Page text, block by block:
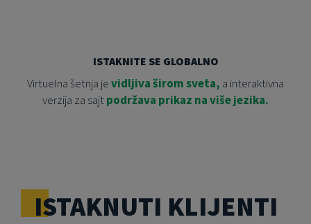
ISTAKNITE SE GLOBALNO
Virtuelna šetnja jevidljiva širom sveta, a interaktivna
verzija za sajtpodržava prikaz na više jezika.
ISTAKNUTI KLIJENTI